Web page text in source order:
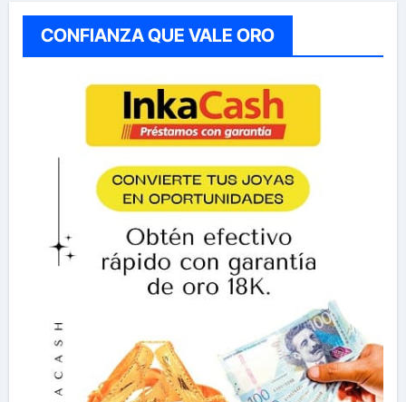
CONFIANZA QUE VALE ORO